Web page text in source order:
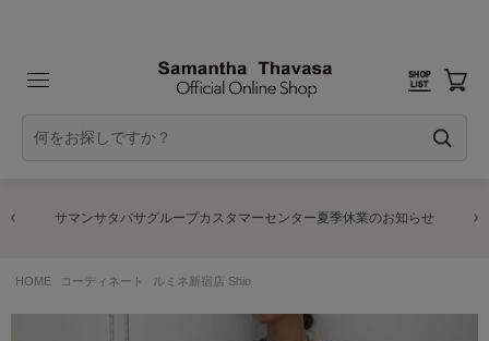
サマンサタバサグループカスタマーセンター夏季休業のお知らせ
HOME コーディネート ルミネ新宿店 Shio